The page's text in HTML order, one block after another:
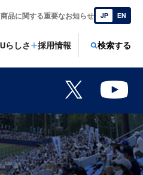
らしさ 採用情報 検索する
商品に関する重要なお知らせ JP EN